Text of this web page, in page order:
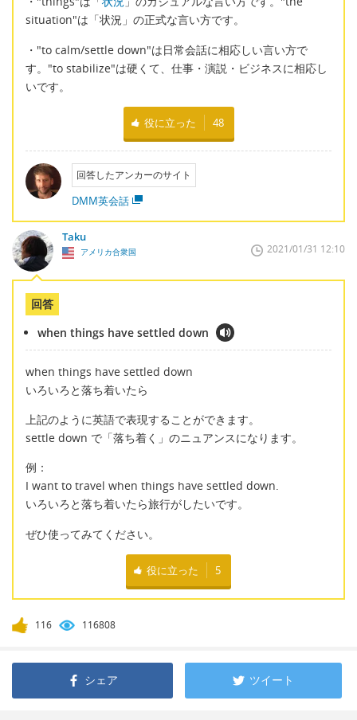
situation"は「状況」の正式な言い方です。
・"to calm/settle down"は日常会話に相応しい言い方で
す。"to stabilize"は硬くて、仕事・演説・ビジネスに相応し
いです。
役に立った 48
回答したアンカーのサイト
DMM英会話
Taku
アメリカ合衆国 2021/01/31 12:10
回答
when things have settled down
when things have settled down
いろいろと落ち着いたら
上記のように英語で表現することができます。
settle down で「落ち着く」のニュアンスになります。
例：
I want to travel when things have settled down.
いろいろと落ち着いたら旅行がしたいです。
ぜひ使ってみてください。
役に立った 5
116 116808
シェア ツイート